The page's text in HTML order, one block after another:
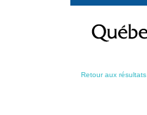
contenu
Retour aux résultats